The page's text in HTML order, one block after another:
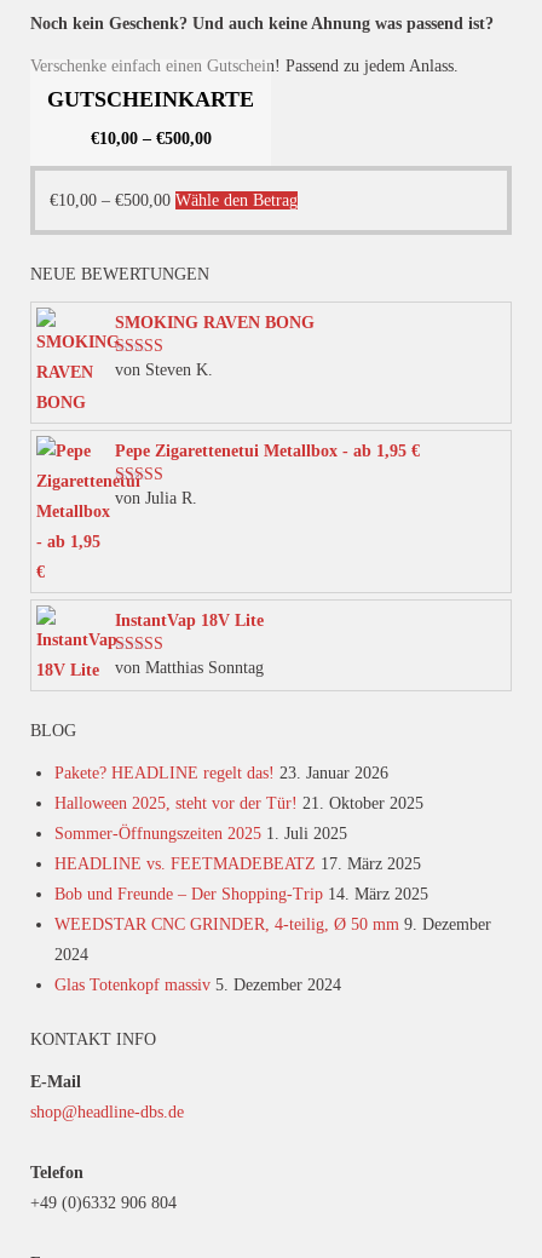
Noch kein Geschenk? Und auch keine Ahnung was passend ist?
Verschenke einfach einen Gutschein! Passend zu jedem Anlass.
GUTSCHEINKARTE
€10,00– €500,00
€10,00 – €500,00 Wähle den BetragDieses
Produkt
Varianten
können
werden
NEUE BEWERTUNGEN
SMOKING RAVEN BONG
Bewertet mit
von Steven K.
Pepe Zigarettenetui Metallbox - ab 1,95 €
Bewertet mit
von Julia R.
InstantVap 18V Lite
Bewertet mit
von Matthias Sonntag
BLOG
Pakete? HEADLINE regelt das! 23. Januar 2026
Halloween 2025, steht vor der Tür! 21. Oktober 2025
Sommer-Öffnungszeiten 2025 1. Juli 2025
HEADLINE vs. FEETMADEBEATZ 17. März 2025
Bob und Freunde – Der Shopping-Trip 14. März 2025
WEEDSTAR CNC GRINDER, 4-teilig, Ø 50 mm 9. Dezember
2024
Glas Totenkopf massiv 5. Dezember 2024
KONTAKT INFO
E-Mail
shop@headline-dbs.de
Telefon
+49 (0)6332 906 804